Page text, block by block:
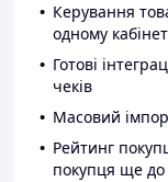
Керування
одному
Готові
чеків
Масовий
Рейтинг
покупця ще